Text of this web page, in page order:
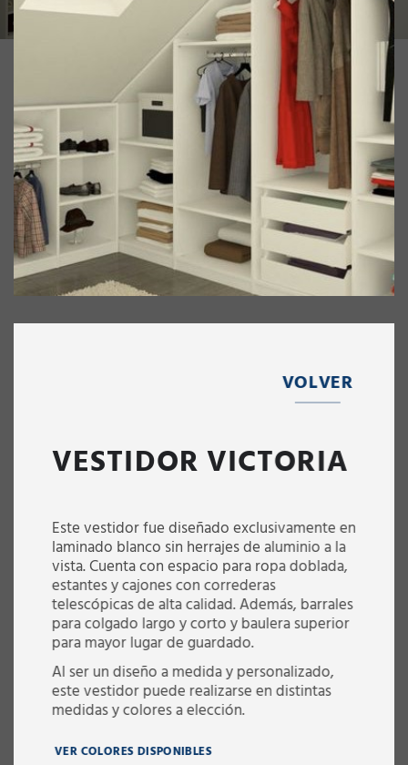
VOLVER
VESTIDOR VICTORIA
Este vestidor fue diseñado exclusivamente en
laminado blanco sin herrajes de aluminio a la
vista. Cuenta con espacio para ropa doblada,
estantes y cajones con correderas
telescópicas de alta calidad. Además, barrales
para colgado largo y corto y baulera superior
para mayor lugar de guardado.
Al ser un diseño a medida y personalizado,
este vestidor puede realizarse en distintas
medidas y colores a elección.
VER COLORES DISPONIBLES